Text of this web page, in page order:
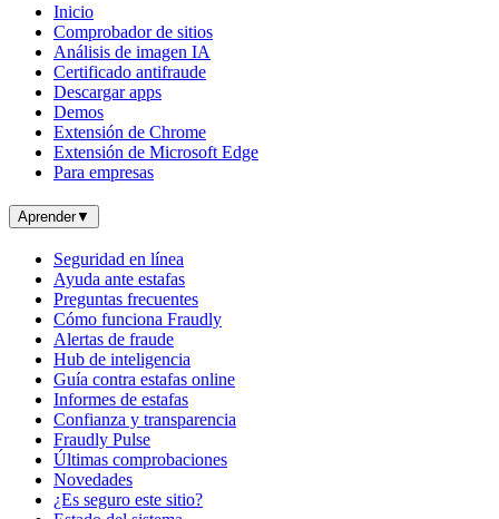
Inicio
Comprobador de sitios
Análisis de imagen IA
Certificado antifraude
Descargar apps
Demos
Extensión de Chrome
Extensión de Microsoft Edge
Para empresas
Aprender▼
Seguridad en línea
Ayuda ante estafas
Preguntas frecuentes
Cómo funciona Fraudly
Alertas de fraude
Hub de inteligencia
Guía contra estafas online
Informes de estafas
Confianza y transparencia
Fraudly Pulse
Últimas comprobaciones
Novedades
¿Es seguro este sitio?